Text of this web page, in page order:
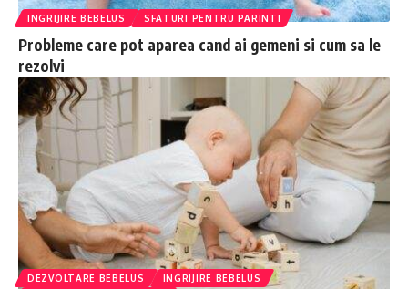
INGRIJIRE BEBELUS SFATURI PENTRU PARINTI
Probleme care pot aparea cand ai gemeni si cum sa le
rezolvi
DEZVOLTARE BEBELUS
INGRIJIRE BEBELUS